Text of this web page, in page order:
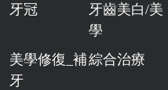
牙冠
牙齒美白/美
學
美學修復_補
牙
綜合治療